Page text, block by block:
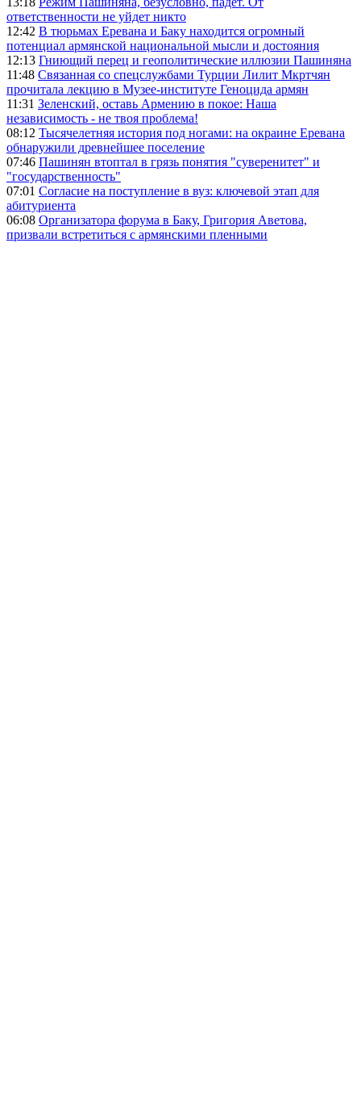
ответственности не уйдет никто
12:42 В тюрьмах Еревана и Баку находится огромный
потенциал армянской национальной мысли и достояния
12:13 Гниющий перец и геополитические иллюзии Пашиняна
11:48 Связанная со спецслужбами Турции Лилит Мкртчян
прочитала лекцию в Музее-институте Геноцида армян
11:31 Зеленский, оставь Армению в покое: Наша
независимость - не твоя проблема!
08:12 Тысячелетняя история под ногами: на окраине Еревана
обнаружили древнейшее поселение
07:46 Пашинян втоптал в грязь понятия "суверенитет" и
"государственность"
07:01 Согласие на поступление в вуз: ключевой этап для
абитуриента
06:08 Организатора форума в Баку, Григория Аветова,
призвали встретиться с армянскими пленными